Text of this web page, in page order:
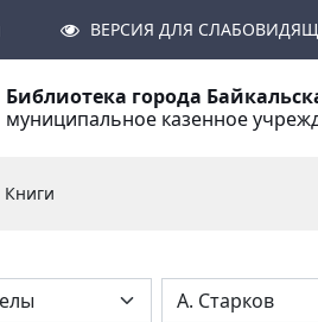
ВЕРСИЯ ДЛЯ
Библиотека города
муниципальное казенное
Книги